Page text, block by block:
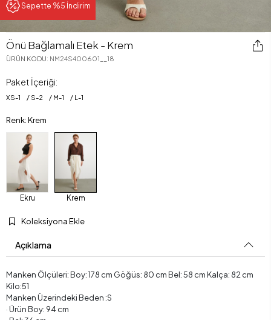
Sepette %5 İndirim
Önü Bağlamalı Etek - Krem
ÜRÜN KODU: NM24S400601__18
Paket İçeriği:
XS-1 S-2 M-1 L -1
Renk: Krem
Ekru Krem
Koleksiyona Ekle
Açıklama
Manken Ölçüleri: Boy: 178 cm Göğüs: 80 cm Bel: 58 cm Kalça: 82 cm
Kilo:51
Manken Üzerindeki Beden :S
· Ürün Boy: 94 cm